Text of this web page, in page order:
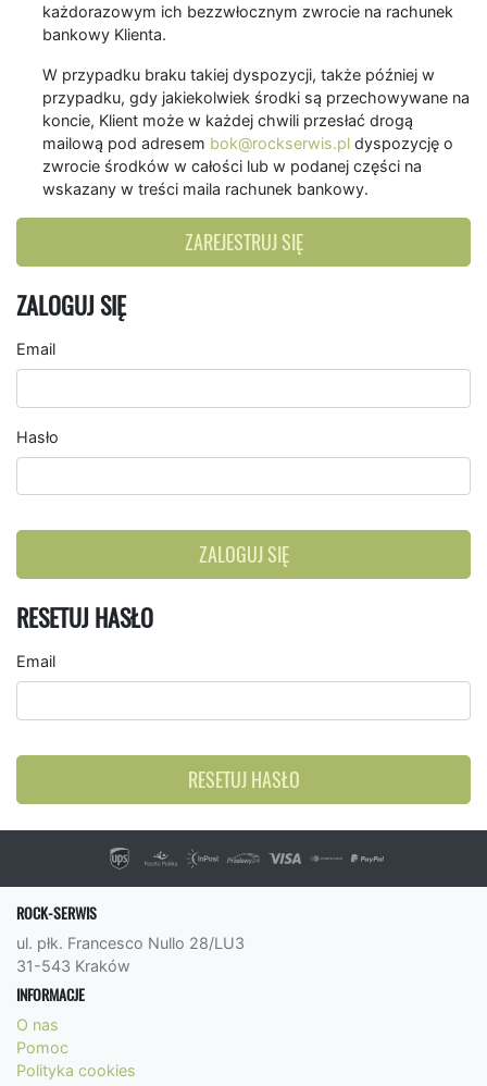
każdorazowym ich bezzwłocznym zwrocie na rachunek
bankowy Klienta.
W przypadku braku takiej dyspozycji, także później w
przypadku, gdy jakiekolwiek środki są przechowywane na
koncie, Klient może w każdej chwili przesłać drogą
mailową pod adresem bok@rockserwis.pl dyspozycję o
zwrocie środków w całości lub w podanej części na
wskazany w treści maila rachunek bankowy.
ZAREJESTRUJ SIĘ
ZALOGUJ SIĘ
Email
Hasło
ZALOGUJ SIĘ
RESETUJ HASŁO
Email
RESETUJ HASŁO
ROCK-SERWIS
ul. płk. Francesco Nullo 28/LU3
31-543 Kraków
INFORMACJE
O nas
Pomoc
Polityka cookies